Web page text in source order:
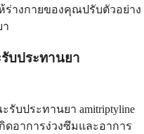
ร่างกายของคุณปรับตัวอย่าง
า
บประทานยา
บประทานยา amitriptyline
ดอาการง่วงซึมและอาการ